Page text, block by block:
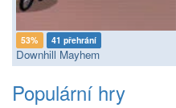
53% 41 přehrání
Downhill Mayhem
Populární hry